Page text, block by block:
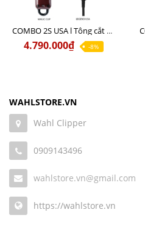
COMBO 2S USA l Tông cắt LEGEND USA CÓ DÂY 220V + Tông pin MAGIC CLIP
4.790.000₫ -8%
WAHLSTORE.VN
Wahl Clipper
0909143496
wahlstore.vn@gmail.com
https://wahlstore.vn